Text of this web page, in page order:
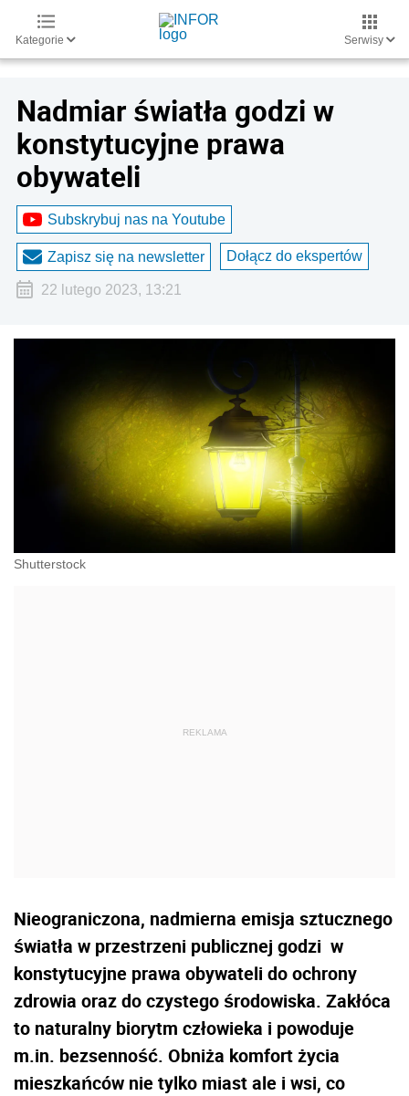
Kategorie Serwisy
Nadmiar światła godzi w
konstytucyjne prawa
obywateli
Subskrybuj nas na Youtube
Zapisz się na newsletter Dołącz do ekspertów
22 lutego 2023, 13:21
Shutterstock
Nieograniczona, nadmierna emisja sztucznego
światła w przestrzeni publicznej godzi w
konstytucyjne prawa obywateli do ochrony
zdrowia oraz do czystego środowiska. Zakłóca
to naturalny biorytm człowieka i powoduje
m.in. bezsenność. Obniża komfort życia
mieszkańców nie tylko miast ale i wsi, co